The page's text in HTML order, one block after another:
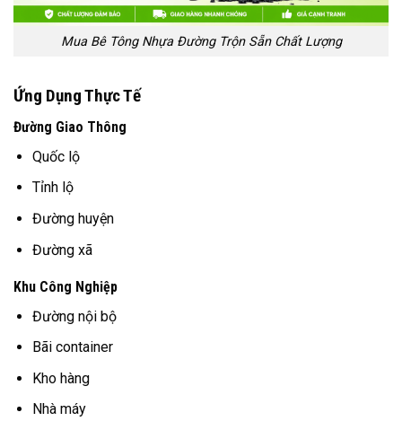
Mua Bê Tông Nhựa Đường Trộn Sẵn Chất Lượng
Ứng Dụng Thực Tế
Đường Giao Thông
Quốc lộ
Tỉnh lộ
Đường huyện
Đường xã
Khu Công Nghiệp
Đường nội bộ
Bãi container
Kho hàng
Nhà máy